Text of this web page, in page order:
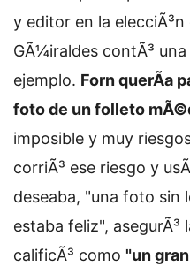
y editor en la elecciÃ³n
GÃ¼iraldes contÃ³
ejemplo. Forn querÃ­a
foto de un folleto
imposible y muy
corriÃ³ ese riesgo y
deseaba, "una foto sin
estaba feliz", asegurÃ³
calificÃ³ como "un